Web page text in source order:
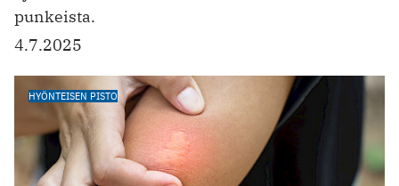
punkeista.
4.7.2025
HYÖNTEISEN PISTO